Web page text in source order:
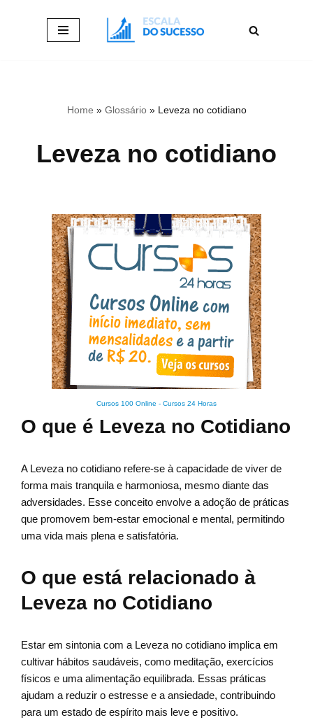
Home » Glossário» Leveza no cotidiano
Leveza no cotidiano
Cursos 100 Online - Cursos 24 Horas
O que é Leveza no Cotidiano
A Leveza no cotidiano refere-se à capacidade de viver de
forma mais tranquila e harmoniosa, mesmo diante das
adversidades. Esse conceito envolve a adoção de práticas
que promovem bem-estar emocional e mental, permitindo
uma vida mais plena e satisfatória.
O que está relacionado à
Leveza no Cotidiano
Estar em sintonia com a Leveza no cotidiano implica em
cultivar hábitos saudáveis, como meditação, exercícios
físicos e uma alimentação equilibrada. Essas práticas
ajudam a reduzir o estresse e a ansiedade, contribuindo
para um estado de espírito mais leve e positivo.